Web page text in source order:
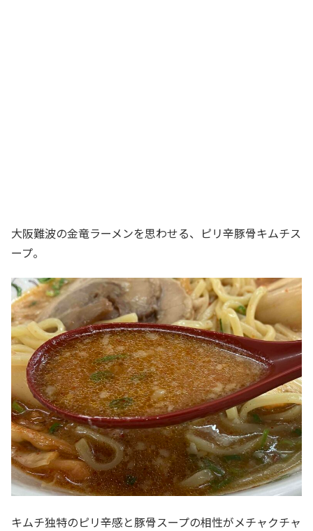
大阪難波の金竜ラーメンを思わせる、ピリ辛豚骨キムチス
ープ。
キムチ独特のピリ辛感と豚骨スープの相性がメチャクチャ